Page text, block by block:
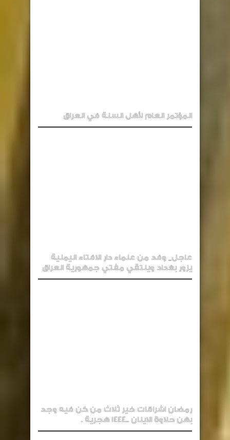
المؤتمر العام لأهل السنة في العراق
عاجل_ وفد من علماء دار الافتاء اليمنية
يزور بغداد ويلتقي مفتي جمهورية العراق
رمضان اشراقات خير ثلاث من كن فيه وجد
بهن حلاوة الاينان ..1444 هجرية .